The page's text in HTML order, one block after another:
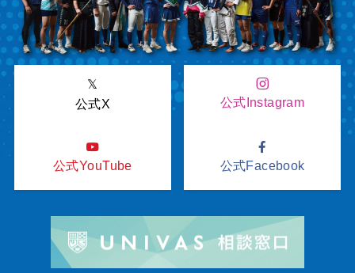
𝕏
公式X
公式Instagram
公式YouTube 公式Facebook